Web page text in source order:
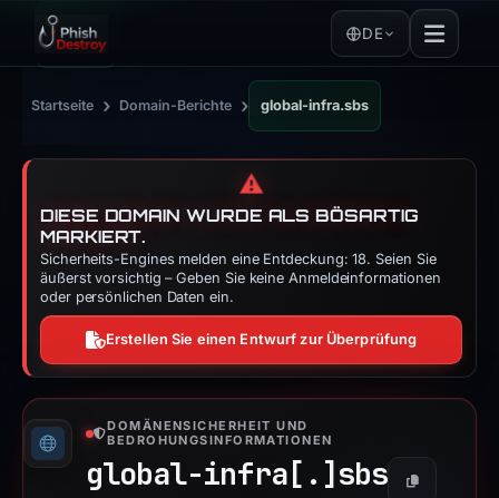
DE
Startseite › Domain-Berichte › global-infra.sbs
⚠️
DIESE DOMAIN WURDE ALS BÖSARTIG
MARKIERT.
Sicherheits-Engines melden eine Entdeckung: 18. Seien Sie
äußerst vorsichtig – Geben Sie keine Anmeldeinformationen
oder persönlichen Daten ein.
Erstellen Sie einen Entwurf zur Überprüfung
DOMÄNENSICHERHEIT UND
BEDROHUNGSINFORMATIONEN
global-infra[.] sbs Kopieren